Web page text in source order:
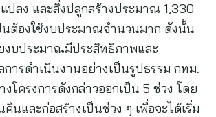
ปลง และสิ่งปลูกสร้างประมาณ 1,330
นต้องใช้งบประมาณจำนวนมาก ดังนั้น
งบประมาณมีประสิทธิภาพและ
ารดำเนินงานอย่างเป็นรูปธรรม กทม.
งโครงการดังกล่าวออกเป็น 5 ช่วง โดย
คืนและก่อสร้างเป็นช่วง ๆ เพื่อจะได้เริ่ม